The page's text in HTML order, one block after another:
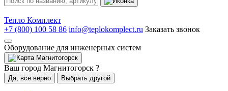
Тепло Комплект
+7 (800) 100 58 86 info@teplokomplect.ru Заказать звонок
Оборудование для инженерных систем
Магнитогорск
Ваш город Магнитогорск ?
Да, все верно Выбрать другой